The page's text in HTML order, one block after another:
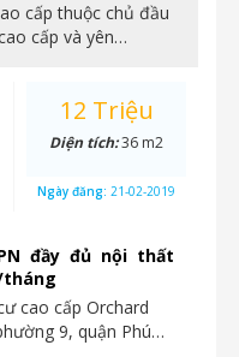
cấp thuộc chủ đầu
cấp và yên…
đầy đủ nội thất
tháng
cao cấp Orchard
9, quận Phú…
12 Triệu
Diện tích:36 m2
Ngày đăng: 21-02-2019